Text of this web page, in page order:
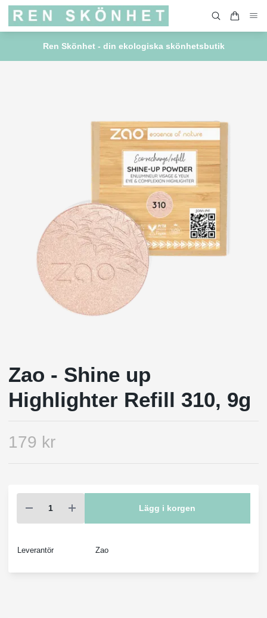
Ren Skönhet - din ekologiska skönhetsbutik
Zao - Shine up
Highlighter Refill 310, 9g
179 kr
Lägg i korgen
Leverantör Zao